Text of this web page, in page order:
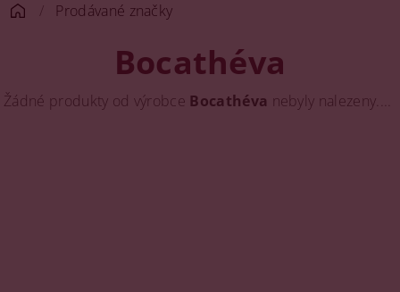
Prodávané značky
Bocathéva
Žádné produkty od výrobce Bocathéva nebyly nalezeny....